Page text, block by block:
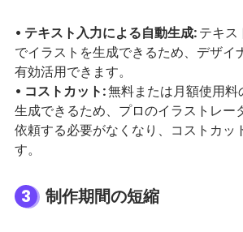
• テキスト入力による自動生成:テキス
でイラストを生成できるため、デザイ
有効活用できます。
• コストカット:無料または月額使用
生成できるため、プロのイラストレー
依頼する必要がなくなり、コストカッ
す。
3 制作期間の短縮